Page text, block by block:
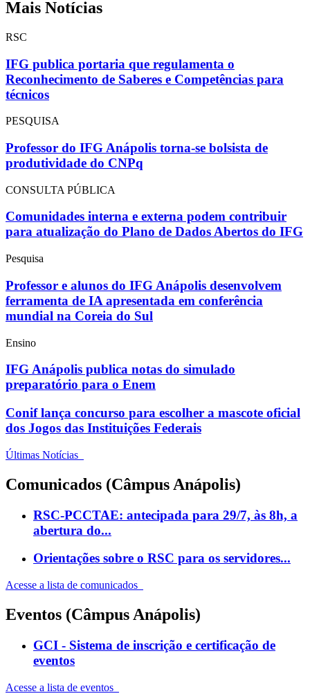
Mais Notícias
RSC
IFG publica portaria que regulamenta o
Reconhecimento de Saberes e Competências para
técnicos
PESQUISA
Professor do IFG Anápolis torna-se bolsista de
produtividade do CNPq
CONSULTA PÚBLICA
Comunidades interna e externa podem contribuir
para atualização do Plano de Dados Abertos do IFG
Pesquisa
Professor e alunos do IFG Anápolis desenvolvem
ferramenta de IA apresentada em conferência
mundial na Coreia do Sul
Ensino
IFG Anápolis publica notas do simulado
preparatório para o Enem
Conif lança concurso para escolher a mascote oficial
dos Jogos das Instituições Federais
Últimas Notícias
Comunicados (Câmpus Anápolis)
RSC-PCCTAE: antecipada para 29/7, às 8h, a
abertura do...
Orientações sobre o RSC para os servidores...
Acesse a lista de comunicados
Eventos (Câmpus Anápolis)
GCI - Sistema de inscrição e certificação de
eventos
Acesse a lista de eventos